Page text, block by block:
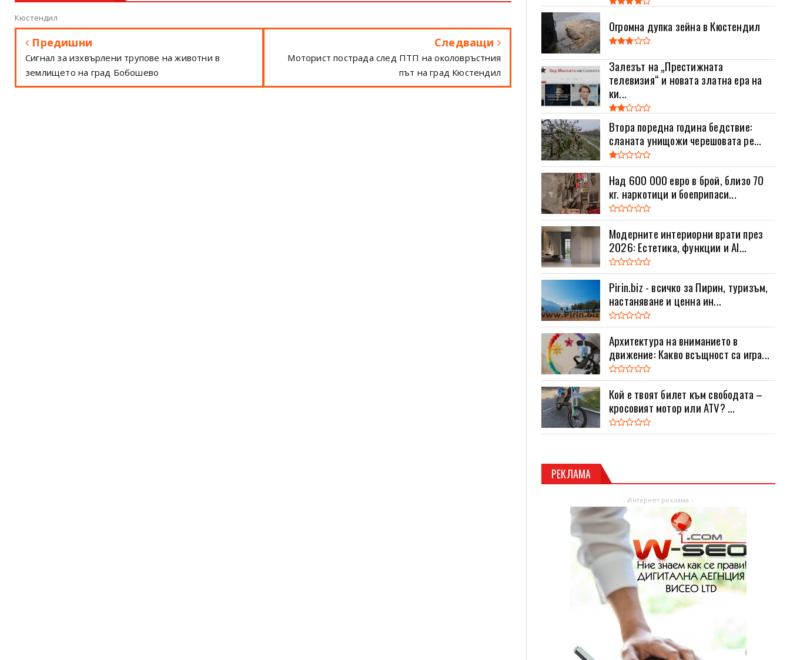
Кюстендил
Предишни
Сигнал за изхвърлени трупове на животни в
землището на град Бобошево
Следващи
Моторист пострада след ПТП на околовръстния
път на град Кюстендил
Огромна дупка зейна в Кюстендил
Залезът на „Престижната
телевизия“ и новата златна ера на
ки...
Втора поредна година бедствие:
сланата унищожи черешовата ре...
Над 600 000 евро в брой, близо 70
кг. наркотици и боеприпаси...
Модерните интериорни врати през
2026: Естетика, функции и AI...
Pirin.biz - всичко за Пирин, туризъм,
настаняване и ценна ин...
Архитектура на вниманието в
движение: Какво всъщност са игра...
Кой е твоят билет към свободата –
кросовият мотор или ATV? ...
РЕКЛАМА
- Интернет реклама -